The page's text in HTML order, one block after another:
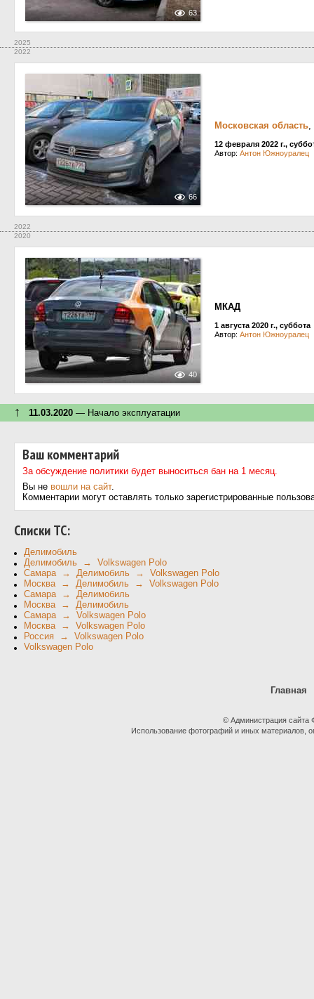
63
2025
2022
66
Московская область,
12 февраля 2022 г.,
Автор: Антон Южноуралец
2022
2020
40
МКАД
1 августа 2020 г., суббота
Автор: Антон Южноуралец
↑ 11.03.2020 — Начало эксплуатации
Ваш комментарий
За обсуждение политики будет выноситься бан на 1 месяц.
Вы не вошли на сайт.
Комментарии могут оставлять только зарегистрированные
Cписки ТС:
Делимобиль
Делимобиль → Volkswagen Polo
Самара → Делимобиль → Volkswagen Polo
Москва → Делимобиль → Volkswagen Polo
Самара → Делимобиль
Москва → Делимобиль
Самара → Volkswagen Polo
Москва → Volkswagen Polo
Россия → Volkswagen Polo
Volkswagen Polo
Главная
© Администрация
Использование фотографий и иных материалов,